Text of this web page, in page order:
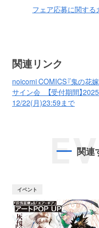
フェア応募に関する
関連リンク
noicomi COMICS『鬼の花
サイン会 【受付期間】
12/22(月)23:59まで
関連
イベント